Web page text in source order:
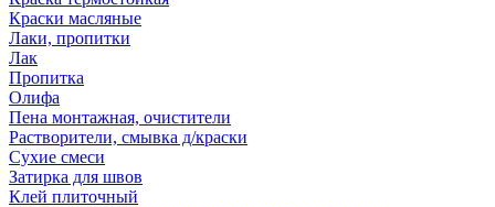
Краски масляные
Лаки, пропитки
Лак
Пропитка
Олифа
Пена монтажная, очистители
Растворители, смывка д/краски
Сухие смеси
Затирка для швов
Клей плиточный